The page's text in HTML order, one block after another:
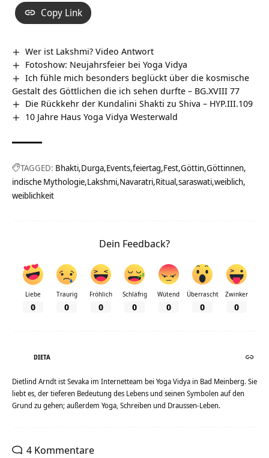
Copy Link
Wer ist Lakshmi? Video Antwort
Fotoshow: Neujahrsfeier bei Yoga Vidya
Ich fühle mich besonders beglückt über die kosmische
Gestalt des Göttlichen die ich sehen durfte – BG.XVIII 77
Die Rückkehr der Kundalini Shakti zu Shiva – HYP.III.109
10 Jahre Haus Yoga Vidya Westerwald
TAGGED: Bhakti Durga Events feiertag Fest Göttin Göttinnen
indische Mythologie Lakshmi Navaratri Ritual saraswati weiblich
weiblichkeit
Dein Feedback?
Liebe
0
Traurig
0
Fröhlich
0
Schläfrig
0
Wütend
0
Überrascht
0
Zwinker
0
DIETA
Dietlind Arndt ist Sevaka im Internetteam bei Yoga Vidya in Bad Meinberg. Sie
liebt es, der tieferen Bedeutung des Lebens und seinen Symbolen auf den
Grund zu gehen; außerdem Yoga, Schreiben und Draussen-Leben.
4 Kommentare